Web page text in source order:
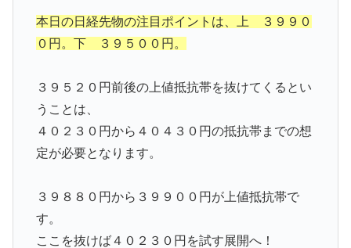
本日の日経先物の注目ポイントは、上 ３９９０
０円。下 ３９５００円。
３９５２０円前後の上値抵抗帯を抜けてくるとい
うことは、
４０２３０円から４０４３０円の抵抗帯までの想
定が必要となります。
３９８８０円から３９９００円が上値抵抗帯で
す。
ここを抜けば４０２３０円を試す展開へ！